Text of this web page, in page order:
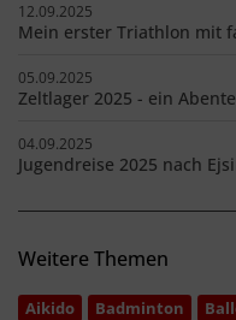
12.09.2025
Mein erster Triathlon mit
05.09.2025
Zeltlager 2025 - ein
04.09.2025
Jugendreise 2025 nach
Weitere Themen
Aikido Badminton